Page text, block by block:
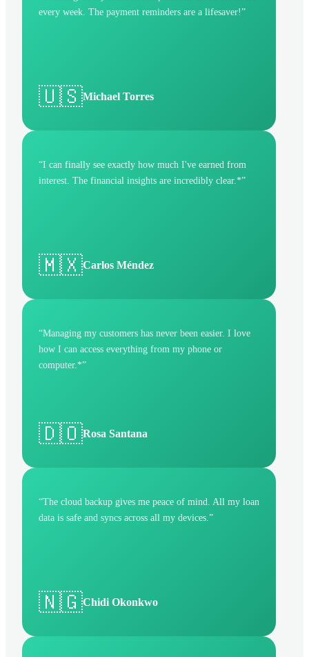
every week. The payment reminders are a lifesaver!”
🇺🇸Michael Torres
“I can finally see exactly how much I've earned from
interest. The financial insights are incredibly clear.*”
🇲🇽Carlos Méndez
“Managing my customers has never been easier. I love
how I can access everything from my phone or
computer.*”
🇩🇴Rosa Santana
“The cloud backup gives me peace of mind. All my loan
data is safe and syncs across all my devices.”
🇳🇬Chidi Okonkwo